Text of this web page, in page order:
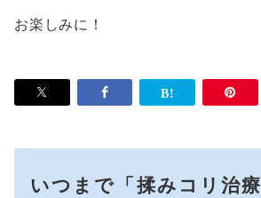
お楽しみに！
いつまで「揉みコリ治